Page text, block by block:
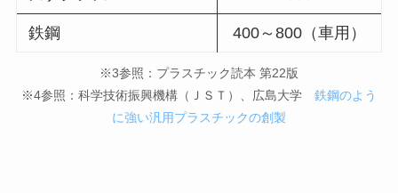
鉄鋼 400～800（車用）
※3参照：プラスチック読本 第22版
※4参照：科学技術振興機構（ＪＳＴ）、広島大学 鉄鋼のよう
に強い汎用プラスチックの創製